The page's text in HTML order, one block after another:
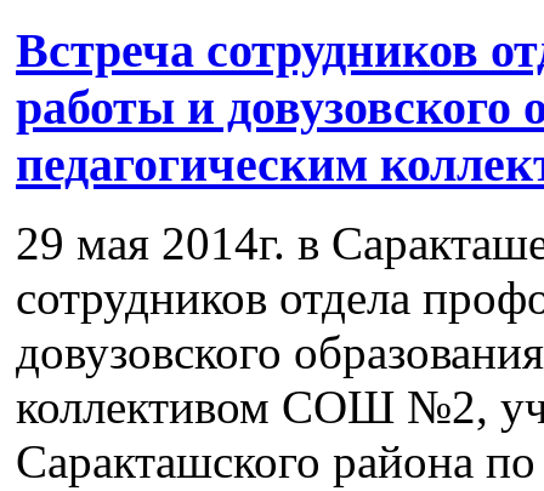
Встреча сотрудников
работы и
педагогическим
29 мая 2014г. в
сотрудников отдела
довузовского
коллективом СОШ №2,
Саракташского района